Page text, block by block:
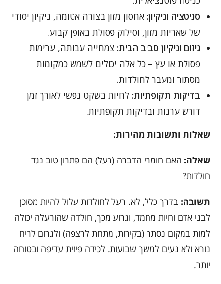
סניטציה וניקיון: אחסון מזון בצורה אטומה, ניקיון יסודי
של שאריות מזון, וסילוק פסולת באופן קבוע.
גיזום וניקיון סביב הבית: צמחייה עבותה, ערימות
פסולת או עץ – כל אלה יכולים לשמש כמקומות
מסתור ומעבר לחולדות.
בדיקות תקופתיות: לחיות בשקט נפשי לאורך זמן
דורש ערנות ובדיקות תקופתיות.
שאלות ותשובות מהירות:
שאלה: האם חומרי הדברה (רעל) הם פתרון טוב נגד
חולדות?
תשובה: בדרך כלל, לא. רעל לחולדות עלול להיות מסוכן
לבני אדם וחיות מחמד, וגרוע מכך, חולדה שהורעלה יכולה
למות במקום נסתר (בקירות, מתחת לרצפה) ולגרום לריח
נורא ולא נעים למשך שבועות. לכידה פיזית עדיפה ובטוחה
יותר.